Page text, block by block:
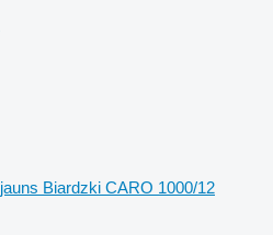
jauns Biardzki CARO 1000/12